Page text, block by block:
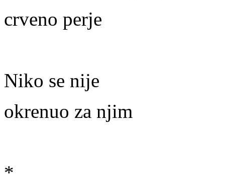
crveno perje
Niko se nije
okrenuo za njim
*